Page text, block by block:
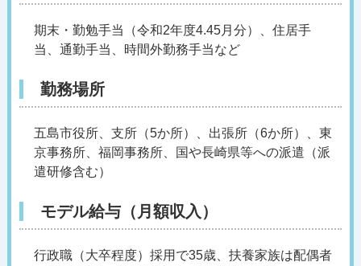
期末・勤勉手当（令和2年度4.45月分）、住居手
当、通勤手当、時間外勤務手当など
勤務場所
五島市役所、支所（5か所）、出張所（6か所）、東
京事務所、福岡事務所、国や長崎県等への派遣（派
遣研修含む）
モデル給与（月額収入）
行政職（大卒程度）採用で35歳、扶養家族は配偶者